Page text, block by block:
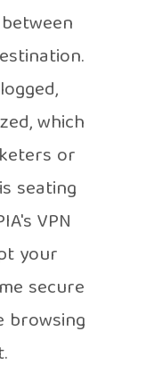
which
or
seating
VPN
your
secure
browsing